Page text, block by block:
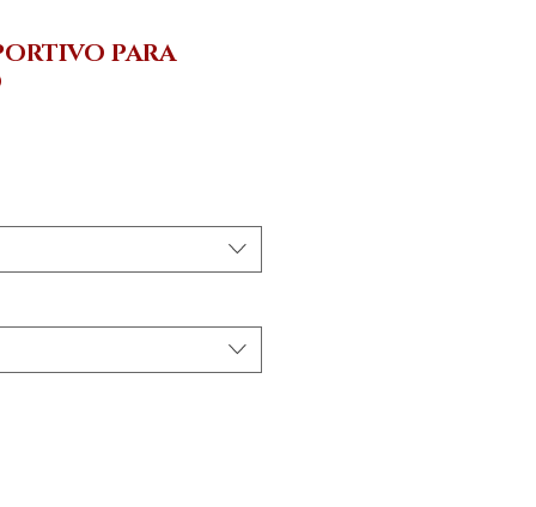
PARA